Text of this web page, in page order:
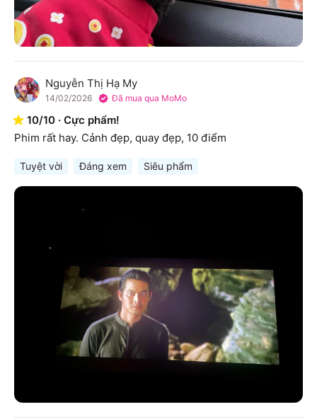
N Nguyễn Thị Hạ My
14/02/2026 Đã mua qua MoMo
10/10 · Cực phẩm!
Phim rất hay. Cảnh đẹp, quay đẹp, 10 điểm
Tuyệt vời Đáng xem Siêu phẩm